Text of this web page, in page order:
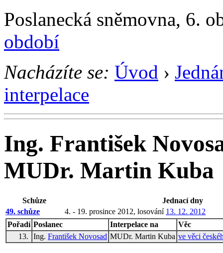
Poslanecká sněmovna, 6.
období
Nacházíte se: Úvod ›
interpelace
Ing. František
MUDr. Martin Kuba
Schůze
Jednací dny
49. schůze
4. - 19. prosince 2012, losování 13. 12. 2012
Pořadí Poslanec Interpelace na
Věc
13.
Ing. František Novosad MUDr. Martin Kuba ve věci